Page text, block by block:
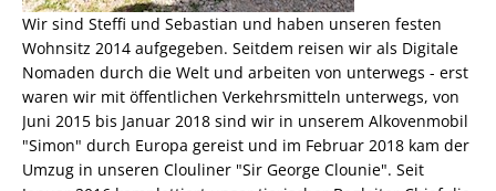
Wir sind Steffi und Sebastian und haben unseren festen
Wohnsitz 2014 aufgegeben. Seitdem reisen wir als Digitale
Nomaden durch die Welt und arbeiten von unterwegs - erst
waren wir mit öffentlichen Verkehrsmitteln unterwegs, von
Juni 2015 bis Januar 2018 sind wir in unserem Alkovenmobil
"Simon" durch Europa gereist und im Februar 2018 kam der
Umzug in unseren Clouliner "Sir George Clounie". Seit